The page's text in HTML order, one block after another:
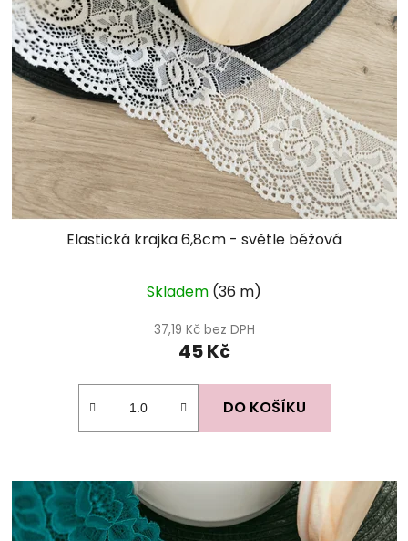
Elastická krajka 6,8cm - světle béžová
Skladem (36 m)
37,19 Kč bez DPH
45 Kč
DO KOŠÍKU